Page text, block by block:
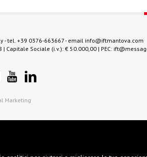
- tel. +39 0376-663667- email info@iftmantova.com
| Capitale Sociale (i.v.): € 50.000,00 | PEC:
Marketing